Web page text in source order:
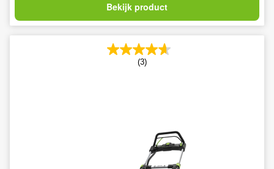
Bekijk product
(3)